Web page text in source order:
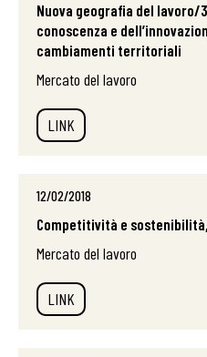
Nuova geografia del lavoro/
conoscenza e
cambiamenti territoriali
Mercato del lavoro
LINK
12/02/2018
Competitività e
Mercato del lavoro
LINK